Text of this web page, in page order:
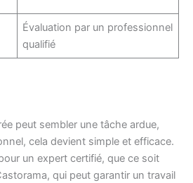
Évaluation par un professionnel
qualifié
peut sembler une tâche ardue,
cela devient simple et efficace.
un expert certifié, que ce soit
qui peut garantir un travail